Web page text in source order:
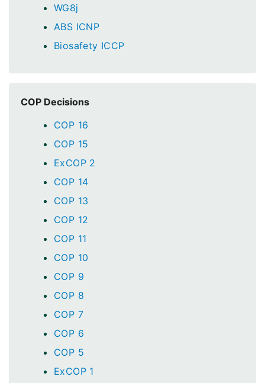
WG8j
ABS ICNP
Biosafety ICCP
COP Decisions
COP 16
COP 15
ExCOP 2
COP 14
COP 13
COP 12
COP 11
COP 10
COP 9
COP 8
COP 7
COP 6
COP 5
ExCOP 1